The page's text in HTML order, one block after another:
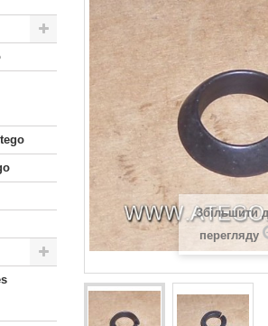
Збільшити
перегляду